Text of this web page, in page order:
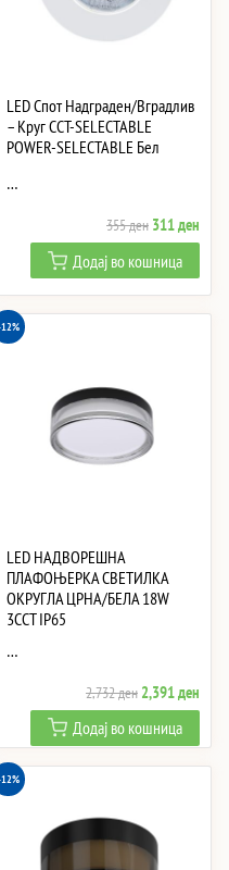
LED Спот Надграден/Вградлив
– Круг CCT-SELECTABLE
POWER-SELECTABLE Бел
…
355ден Original
price
was:
355 ден.
311ден
price
is:
311
Додај во кошница
LED НАДВОРЕШНА
ПЛАФОЊЕРКА СВЕТИЛКА
ОКРУГЛА ЦРНА/БЕЛА 18W
3CCT IP65
…
2,732ден Original
price
was:
2,732 ден.
2,391ден
price
Додај во кошница